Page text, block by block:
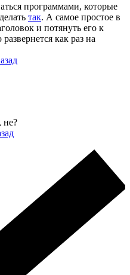
программами, которые
так. А самое простое в
и потянуть его к
как раз на
не?